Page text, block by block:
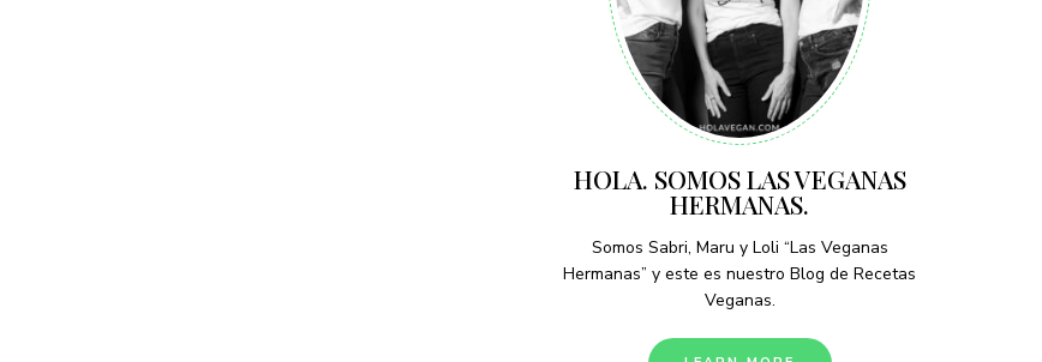
HOLA. SOMOS LAS VEGANAS
HERMANAS.
Somos Sabri, Maru y Loli “Las Veganas
Hermanas” y este es nuestro Blog de Recetas
Veganas.